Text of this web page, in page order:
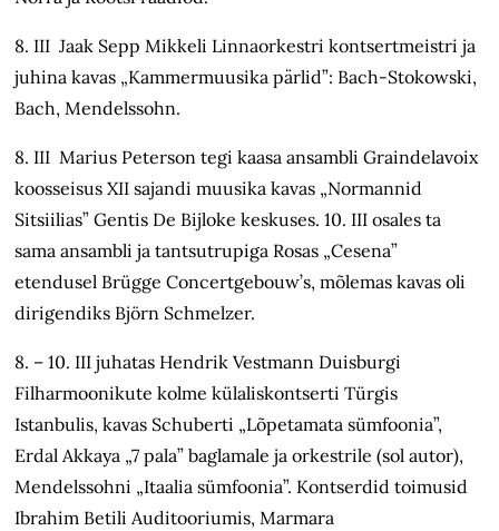
8. III Jaak Sepp Mikkeli Linnaorkestri kontsertmeistri ja
juhina kavas „Kammermuusika pärlid”: Bach-Stokowski,
Bach, Mendelssohn.
8. III Marius Peterson tegi kaasa ansambli Graindelavoix
koosseisus XII sajandi muusika kavas „Normannid
Sitsiilias” Gentis De Bijloke keskuses. 10. III osales ta
sama ansambli ja tantsutrupiga Rosas „Cesena”
etendusel Brügge Concertgebouw’s, mõlemas kavas oli
dirigendiks Björn Schmelzer.
8. – 10. III juhatas Hendrik Vestmann Duisburgi
Filharmoonikute kolme külaliskontserti Türgis
Istanbulis, kavas Schuberti „Lõpetamata sümfoonia”,
Erdal Akkaya „7 pala” baglamale ja orkestrile (sol autor),
Mendelssohni „Itaalia sümfoonia”. Kontserdid toimusid
Ibrahim Betili Auditooriumis, Marmara